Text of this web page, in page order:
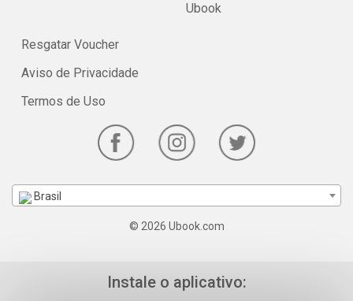
Ubook
Resgatar Voucher
Aviso de Privacidade
Termos de Uso
Brasil
© 2026 Ubook.com
Instale o aplicativo: